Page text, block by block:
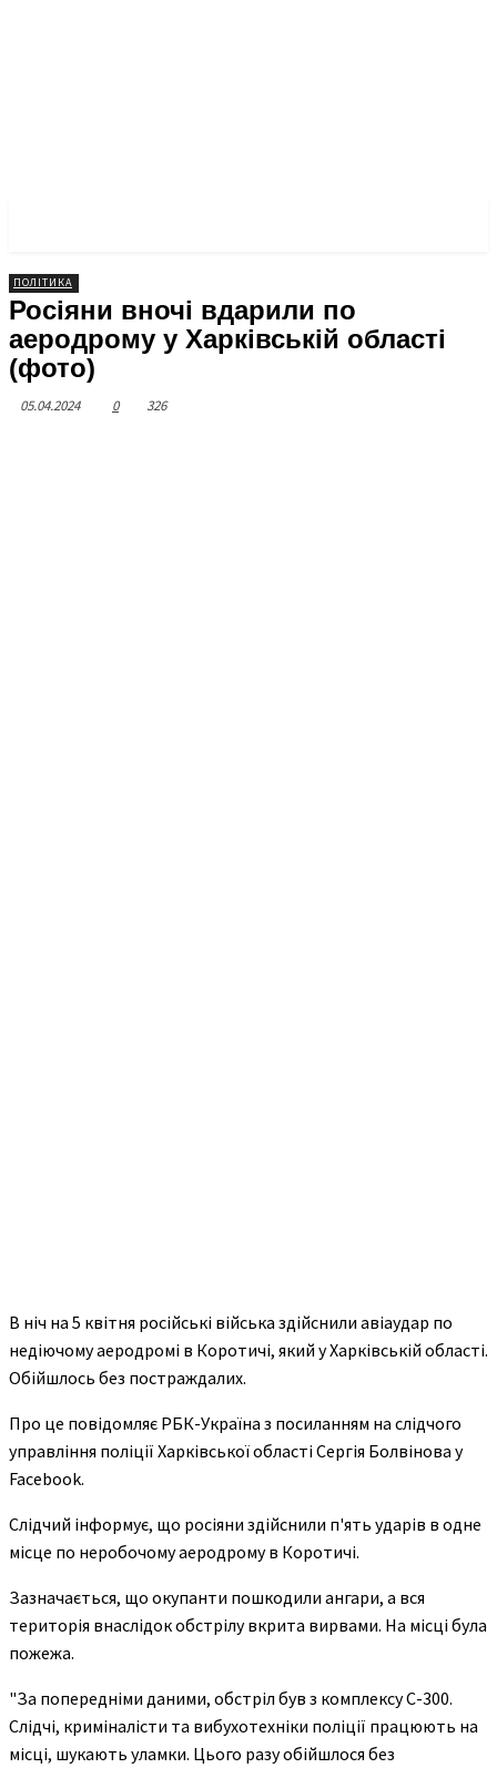
ПОЛІТИКА
Росіяни вночі вдарили по
аеродрому у Харківській області
(фото)
05.04.2024 0 326
В ніч на 5 квітня російські війська здійснили авіаудар по
недіючому аеродромі в Коротичі, який у Харківській області.
Обійшлось без постраждалих.
Про це повідомляє РБК-Україна з посиланням на слідчого
управління поліції Харківської області Сергія Болвінова у
Facebook.
Слідчий інформує, що росіяни здійснили п'ять ударів в одне
місце по неробочому аеродрому в Коротичі.
Зазначається, що окупанти пошкодили ангари, а вся
територія внаслідок обстрілу вкрита вирвами. На місці була
пожежа.
"За попередніми даними, обстріл був з комплексу С-300.
Слідчі, криміналісти та вибухотехніки поліції працюють на
місці, шукають уламки. Цього разу обійшлося без